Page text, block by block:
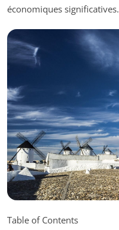
économiques significatives.
Table of Contents